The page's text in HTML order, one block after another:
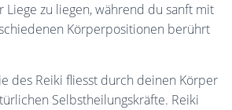
Liege zu liegen, während du sanft mit
Körperpositionen berührt
des Reiki fliesst durch deinen Körper
Selbstheilungskräfte. Reiki